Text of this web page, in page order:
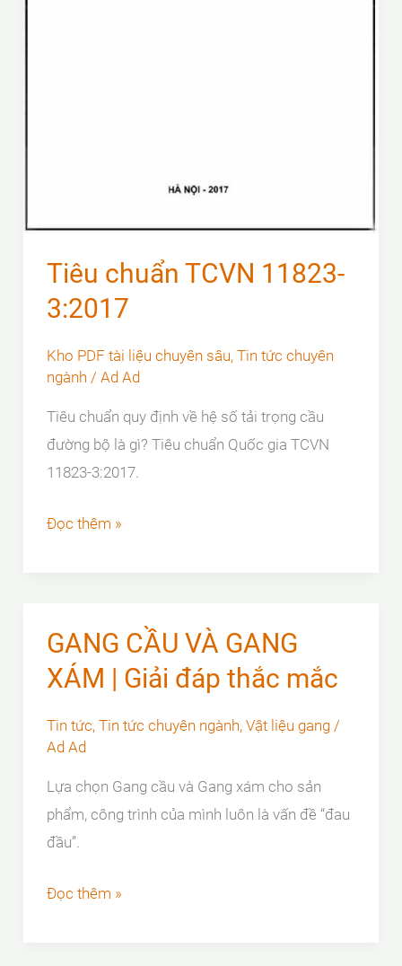
Tiêu chuẩn TCVN 11823-
3:2017
Kho PDF tài liệu chuyên sâu, Tin tức chuyên
ngành / Ad Ad
Tiêu chuẩn quy định về hệ số tải trọng cầu
đường bộ là gì? Tiêu chuẩn Quốc gia TCVN
11823-3:2017.
Tiêu
3:2017
Đọc thêm »
GANG CẦU VÀ GANG
XÁM | Giải đáp thắc mắc
Tin tức, Tin tức chuyên ngành, Vật liệu gang/
Ad Ad
Lựa chọn Gang cầu và Gang xám cho sản
phẩm, công trình của mình luôn là vấn đề “đau
đầu”.
GANG
Đọc thêm »